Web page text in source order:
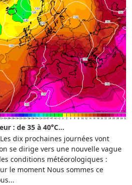
: de 35 à 40°C...
dix prochaines journées vont
se dirige vers une nouvelle vague
conditions météorologiques :
le moment Nous sommes ce